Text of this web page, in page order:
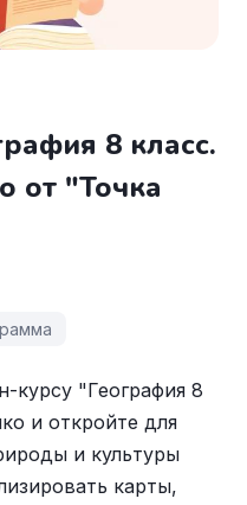
8 класс.
от "Точка
курсу "География 8
и откройте для
и культуры
карты,